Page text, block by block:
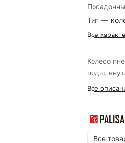
Тип —
Все
Колесо
подш.
Все
Все